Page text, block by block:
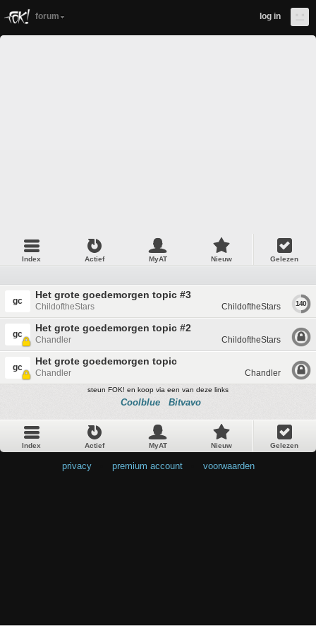
forum log in
Index Actief MyAT Nieuw Gelezen
gc
Het grote goedemorgen topic #3
ChildoftheStars ChildoftheStars 140
gc
Het grote goedemorgen topic #2
Chandler ChildoftheStars
gc
Het grote goedemorgen topic
Chandler Chandler
steun FOK! en koop via een van deze links
Coolblue Bitvavo
Index Actief MyAT Nieuw Gelezen
privacy premium account voorwaarden